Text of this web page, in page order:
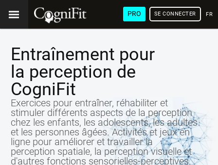
PRO SE CONNECTER
Entraînement pour
la perception de
CogniFit
Exercices pour entraîner, réhabiliter et
stimuler différents aspects de la perception
chez les enfants, les adolescents, les adultes
et les personnes âgées. Activités et jeux en
ligne pour améliorer et travailler la
perception spatiale, la perception visuelle et
d'autres fonctions sensorielles-perceptives.